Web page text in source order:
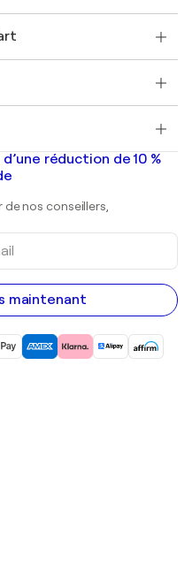
réduction de 10 %
nos conseillers,
maintenant